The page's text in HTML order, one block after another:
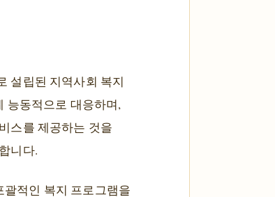
설립된 지역사회 복지
능동적으로 대응하며,
스를 제공하는 것을
니다.
적인 복지 프로그램을